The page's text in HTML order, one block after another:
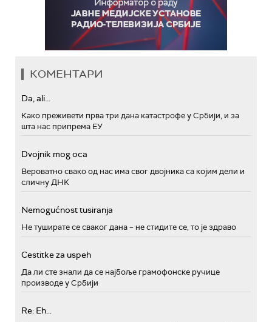
КОМЕНТАРИ
Da, ali...
Како преживети прва три дана катастрофе у Србији, и за
шта нас припрема ЕУ
Dvojnik mog oca
Вероватно свако од нас има свог двојника са којим дели и
сличну ДНК
Nemogućnost tusiranja
Не туширате се сваког дана – не стидите се, то је здраво
Cestitke za uspeh
Да ли сте знали да се најбоље грамофонске ручице
производе у Србији
Re: Eh...